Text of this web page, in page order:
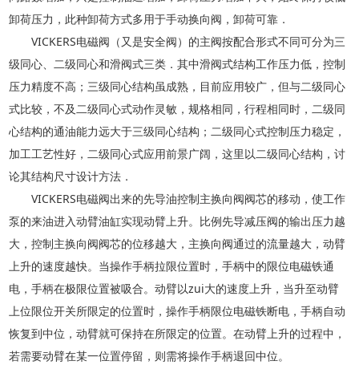
卸荷压力，此种卸荷方式多用于手动换向阀，卸荷可靠．
VICKERS电磁阀（又是安全阀）的主阀按配合形式不同可分为三
级同心、二级同心和滑阀式三类．其中滑阀式结构工作压力低，控制
压力精度不高；三级同心结构虽成熟，目前应用较广，但与二级同心
式比较，不及二级同心式动作灵敏，规格相同，行程相同时，二级同
心结构的通油能力远大于三级同心结构；二级同心式控制压力稳定，
加工工艺性好，二级同心式应用前景广阔，这里以二级同心结构，讨
论其结构尺寸设计方法．
VICKERS电磁阀出来的先导油控制主换向阀阀芯的移动，使工作
泵的来油进入动臂油缸实现动臂上升。比例先导减压阀的输出压力越
大，控制主换向阀阀芯的位移越大，主换向阀通过的流量越大，动臂
上升的速度越快。当操作手柄拉限位置时，手柄中的限位电磁铁通
电，手柄在极限位置被吸合。动臂以zui大的速度上升，当升至动臂
上位限位开关所限定的位置时，操作手柄限位电磁铁断电，手柄自动
恢复到中位，动臂就可保持在所限定的位置。在动臂上升的过程中，
若需要动臂在某一位置停留，则需将操作手柄退回中位。